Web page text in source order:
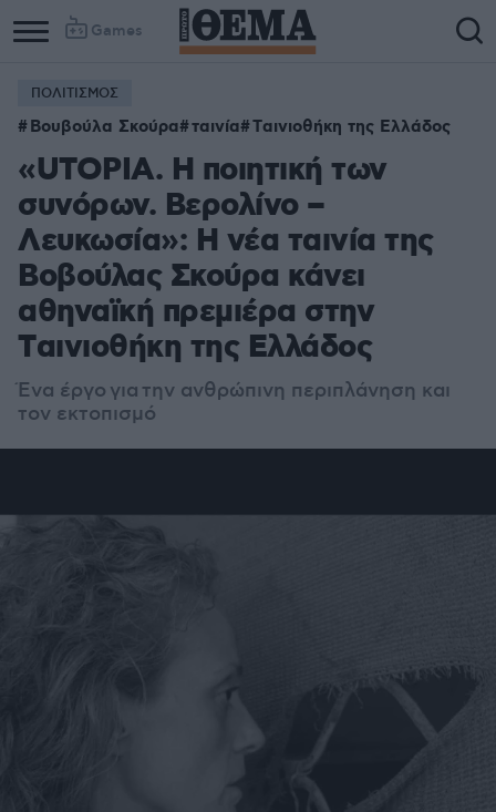
Games
ΠΟΛΙΤΙΣΜΟΣ
Βουβούλα Σκούρα ταινία Tαινιοθήκη της Ελλάδος
«UTOPIA. Η ποιητική των
συνόρων. Βερολίνο –
Λευκωσία»: Η νέα ταινία της
Βοβούλας Σκούρα κάνει
αθηναϊκή πρεμιέρα στην
Tαινιοθήκη της Ελλάδος
Ένα έργο για την ανθρώπινη περιπλάνηση και
τον εκτοπισμό